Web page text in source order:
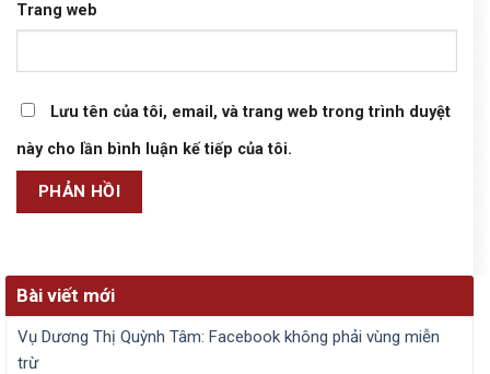
Trang web
Lưu tên của tôi, email, và trang web trong trình duyệt
này cho lần bình luận kế tiếp của tôi.
Bài viết mới
Vụ Dương Thị Quỳnh Tâm: Facebook không phải vùng miễn
trừ